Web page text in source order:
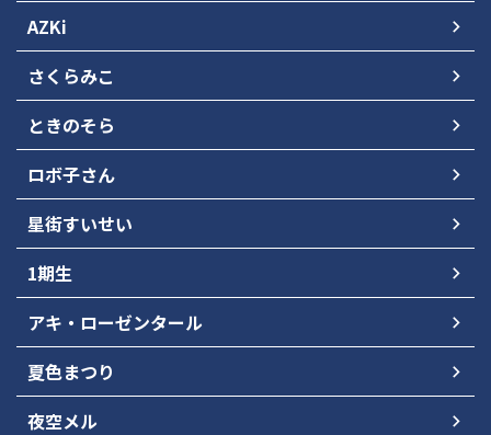
AZKi
さくらみこ
ときのそら
ロボ子さん
星街すいせい
1期生
アキ・ローゼンタール
夏色まつり
夜空メル